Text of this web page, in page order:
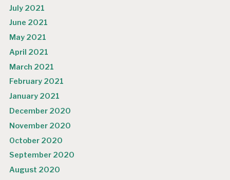
July 2021
June 2021
May 2021
April 2021
March 2021
February 2021
January 2021
December 2020
November 2020
October 2020
September 2020
August 2020